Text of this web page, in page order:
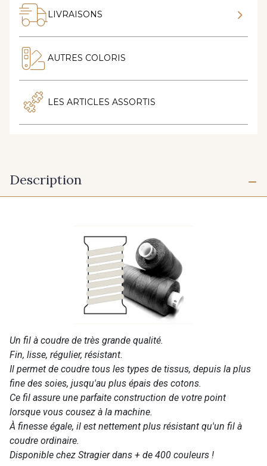
LIVRAISONS
AUTRES COLORIS
LES ARTICLES ASSORTIS
Description
Un fil à coudre de très grande qualité.
Fin, lisse, régulier, résistant.
Il permet de coudre tous les types de tissus, depuis la plus
fine des soies, jusqu'au plus épais des cotons.
Ce fil assure une parfaite construction de votre point
lorsque vous cousez à la machine.
À finesse égale, il est nettement plus résistant qu'un fil à
coudre ordinaire.
Disponible chez Stragier dans + de 400 couleurs !